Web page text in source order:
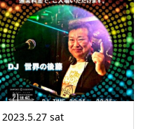
2023.5.27 sat